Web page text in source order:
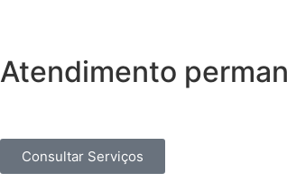
Atendimento
Consultar Serviços